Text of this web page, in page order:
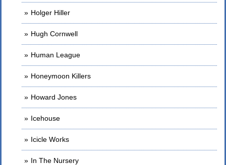
Holger Hiller
Hugh Cornwell
Human League
Honeymoon Killers
Howard Jones
Icehouse
Icicle Works
In The Nursery